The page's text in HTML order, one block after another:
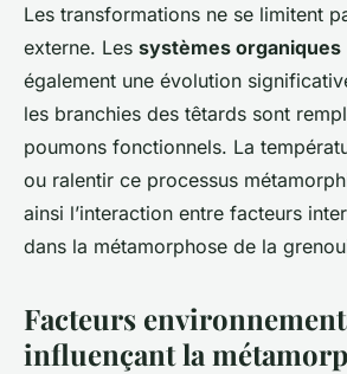
Les transformations ne se limitent
externe. Les systèmes organiques
également une évolution
les branchies des têtards sont
poumons fonctionnels. La
ou ralentir ce processus
ainsi l’interaction entre facteurs
dans la métamorphose de la
Facteurs
influençant la